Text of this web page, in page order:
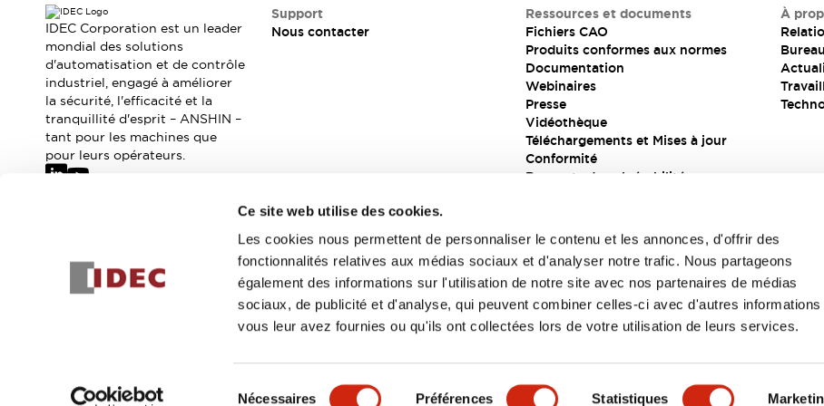
Ce site web utilise des cookies.
Les cookies nous permettent de personnaliser le contenu et les annonces, d'offrir des
fonctionnalités relatives aux médias sociaux et d'analyser notre trafic. Nous partageons
également des informations sur l'utilisation de notre site avec nos partenaires de médias
sociaux, de publicité et d'analyse, qui peuvent combiner celles-ci avec d'autres informations
vous leur avez fournies ou qu'ils ont collectées lors de votre utilisation de leurs services.
Nécessaires Préférences Statistiques
Lois et normes relatives à la sécurité
Cours sur l'équipement de sécurité
Tout explorer
Tout explorer
Ressources
Fichiers CAO
Produits conformes aux normes
Documentation
Rapports de vulnérabilité
Outils de sélection
Nous contacter
IDEC Corporation est un leader
mondial des solutions
d'automatisation et de contrôle
industriel, engagé à améliorer
la sécurité, l'efficacité et la
tranquillité d'esprit – ANSHIN –
tant pour les machines que
pour leurs opérateurs.
Support
Nous contacter
Ressources et documents
Fichiers CAO
Produits conformes aux normes
Documentation
Webinaires
Presse
Vidéothèque
Téléchargements et Mises à jour
Conformité
Rapports de vulnérabilité
À
Inscrivez-vous
Politique de confidentialitéConditions générales